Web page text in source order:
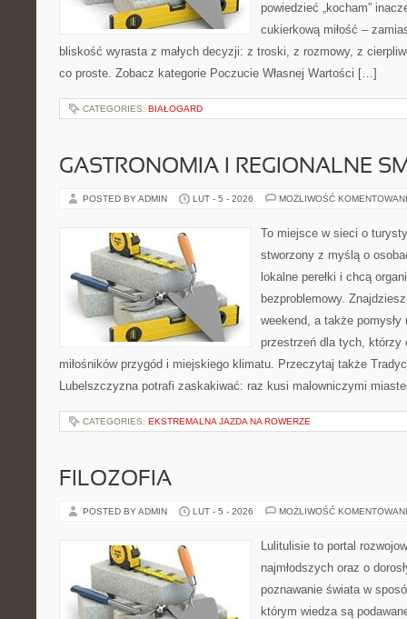
powiedzieć „kocham”
cukierkową miłość –
bliskość wyrasta z małych decyzji: z troski, z rozmowy, z
co proste. Zobacz kategorie Poczucie Własnej Wartości […]
CATEGORIES: BIAŁOGARD
GASTRONOMIA I REGIONALNE
POSTED BY ADMIN LUT - 5 - 2026 MOŻLIWOŚĆ
To miejsce w sieci o
stworzony z myślą o
lokalne perełki i chcą
bezproblemowy.
weekend, a także
przestrzeń dla tych, którzy
miłośników przygód i miejskiego klimatu. Przeczytaj także
Lubelszczyzna potrafi zaskakiwać: raz kusi malowniczymi
CATEGORIES: EKSTREMALNA JAZDA NA ROWERZE
FILOZOFIA
POSTED BY ADMIN LUT - 5 - 2026 MOŻLIWOŚĆ
Lulitulisie to portal
najmłodszych oraz o
poznawanie świata w
którym wiedza są